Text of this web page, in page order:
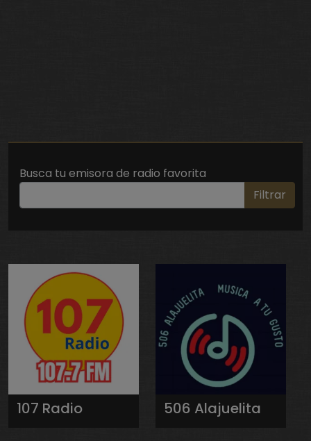
Busca tu emisora de radio favorita
Filtrar
107 Radio 506 Alajuelita